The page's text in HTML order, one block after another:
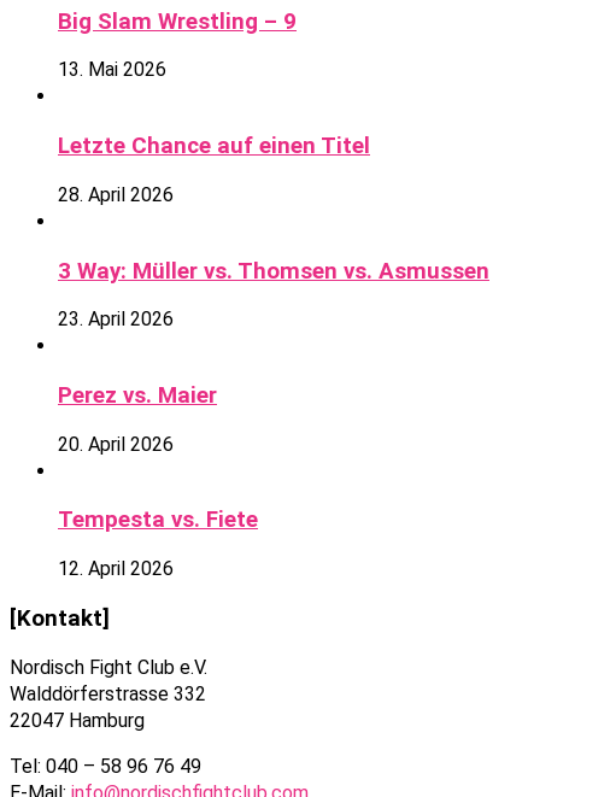
Big Slam Wrestling – 9
13. Mai 2026
Letzte Chance auf einen Titel
28. April 2026
3 Way: Müller vs. Thomsen vs. Asmussen
23. April 2026
Perez vs. Maier
20. April 2026
Tempesta vs. Fiete
12. April 2026
[Kontakt]
Nordisch Fight Club e.V.
Walddörferstrasse 332
22047 Hamburg
Tel: 040 – 58 96 76 49
E-Mail: info@nordischfightclub.com